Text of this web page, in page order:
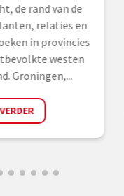
de rand van de
relaties en
in provincies
westen
Groningen,...